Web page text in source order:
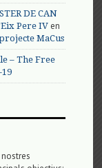
DE CAN
Pere IV en
MaCus
– The Free
19